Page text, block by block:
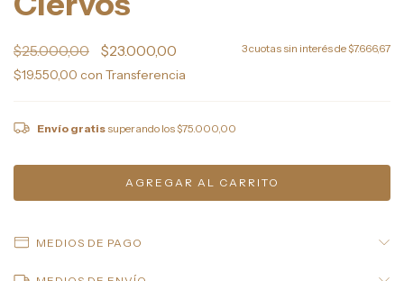
$25.000,00 $23.000,00 3cuotas sin interés de$7.666,67
$19.550,00 con Transferencia
Envío gratis superando los$75.000,00
MEDIOS DE PAGO